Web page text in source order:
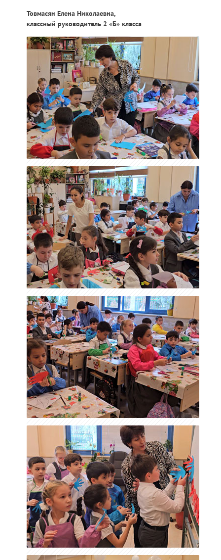
Товмасян Елена Николаевна,
классный руководитель 2 «Б» класса